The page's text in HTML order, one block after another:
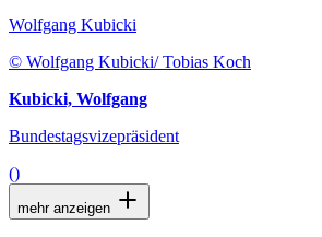
Wolfgang Kubicki
© Wolfgang Kubicki/ Tobias Koch
Kubicki, Wolfgang
Bundestagsvizepräsident
()
mehr anzeigen